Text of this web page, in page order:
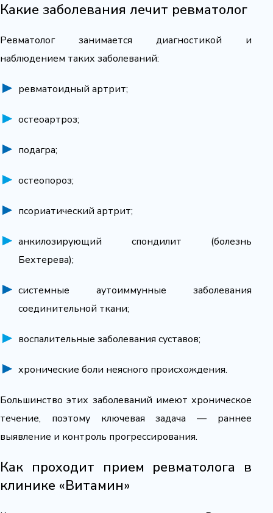
Какие заболевания лечит ревматолог
Ревматолог занимается диагностикой и
наблюдением таких заболеваний:
ревматоидный артрит;
остеоартроз;
подагра;
остеопороз;
псориатический артрит;
анкилозирующий спондилит (болезнь
Бехтерева);
системные аутоиммунные заболевания
соединительной ткани;
воспалительные заболевания суставов;
хронические боли неясного происхождения.
Большинство этих заболеваний имеют хроническое
течение, поэтому ключевая задача — раннее
выявление и контроль прогрессирования.
Как проходит прием ревматолога в
клинике «Витамин»